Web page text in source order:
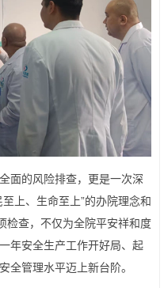
面的风险排查，更是一次深
上、生命至上”的办院理念和
检查，不仅为全院平安祥和度
年安全生产工作开好局、起
全管理水平迈上新台阶。